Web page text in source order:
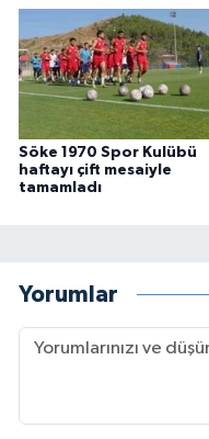
Söke 1970 Spor Kulübü
haftayı çift mesaiyle
tamamladı
Yorumlar